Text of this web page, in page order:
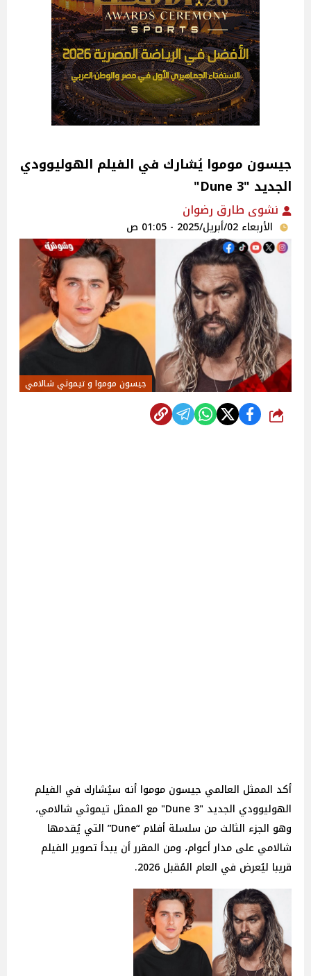
جيسون موموا يُشارك في الفيلم الهوليوودي
الجديد "Dune 3"
نشوى طارق رضوان
الأربعاء 02/أبريل/2025 - 01:05 ص
جيسون موموا و تيموثي شالامي
شارك
أكد الممثل العالمي جيسون موموا أنه سيُشارك في الفيلم
الهوليوودي الجديد "Dune 3" مع الممثل تيموثي شالامي،
وهو الجزء الثالث من سلسلة أفلام “Dune” التي يُقدمها
شالامي على مدار أعوام، ومن المقرر أن يبدأ تصوير الفيلم
قريبا ليُعرض في العام المُقبل 2026.